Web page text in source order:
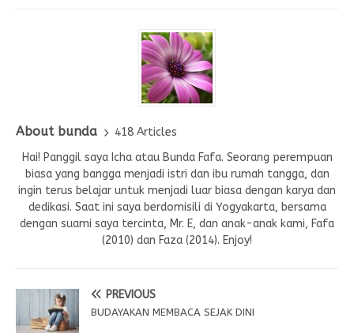
About bunda
418 Articles
Hai! Panggil saya Icha atau Bunda Fafa. Seorang perempuan
biasa yang bangga menjadi istri dan ibu rumah tangga, dan
ingin terus belajar untuk menjadi luar biasa dengan karya dan
dedikasi. Saat ini saya berdomisili di Yogyakarta, bersama
dengan suami saya tercinta, Mr. E, dan anak-anak kami, Fafa
(2010) dan Faza (2014). Enjoy!
PREVIOUS
BUDAYAKAN MEMBACA SEJAK DINI